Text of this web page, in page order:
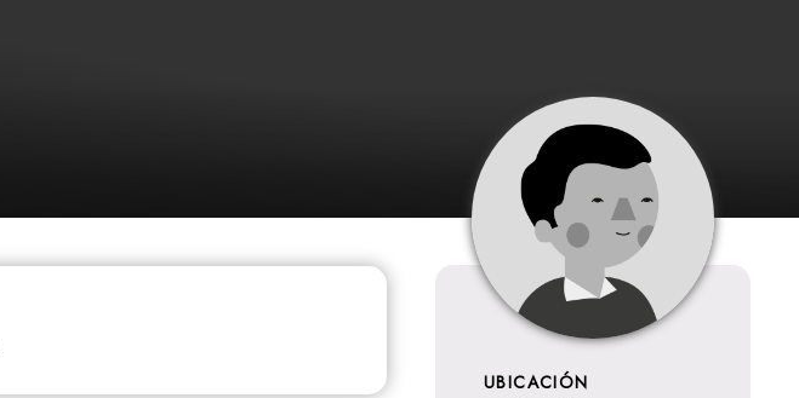
UBICACIÓN